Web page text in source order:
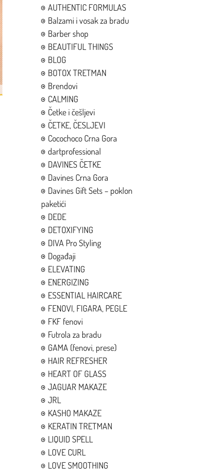
AUTHENTIC FORMULAS
Balzami i vosak za bradu
Barber shop
BEAUTIFUL THINGS
BLOG
BOTOX TRETMAN
Brendovi
CALMING
Četke i češljevi
ČETKE, ČESLJEVI
Cocochoco Crna Gora
dartprofessional
DAVINES ČETKE
Davines Crna Gora
Davines Gift Sets – poklon
paketići
DEDE
DETOXIFYING
DIVA Pro Styling
Događaji
ELEVATING
ENERGIZING
ESSENTIAL HAIRCARE
FENOVI, FIGARA, PEGLE
FKF fenovi
Futrola za bradu
GAMA (fenovi, prese)
HAIR REFRESHER
HEART OF GLASS
JAGUAR MAKAZE
JRL
KASHO MAKAZE
KERATIN TRETMAN
LIQUID SPELL
LOVE CURL
LOVE SMOOTHING